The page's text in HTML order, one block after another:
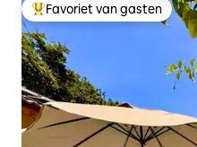
Topfavoriet van gasten
Favoriet van gasten